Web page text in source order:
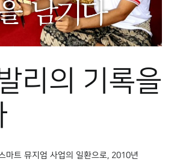
리의 기록을
마트 뮤지엄 사업의 일환으로, 2010년